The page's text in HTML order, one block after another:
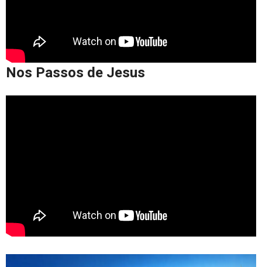
Nos Passos de Jesus